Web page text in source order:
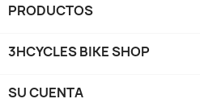
PRODUCTOS
3HCYCLES BIKE SHOP
SU CUENTA